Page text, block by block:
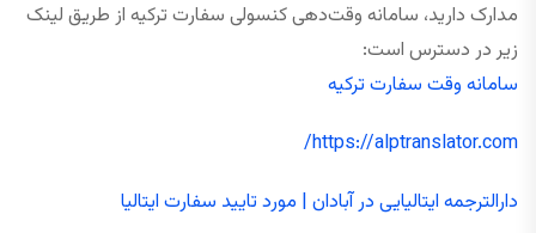
مدارک دارید، سامانه وقت‌دهی کنسولی سفارت ترکیه از طریق لینک
زیر در دسترس است:
سامانه وقت سفارت ترکیه
https://alptranslator.com/
دارالترجمه ایتالیایی در آبادان | مورد تایید سفارت ایتالیا